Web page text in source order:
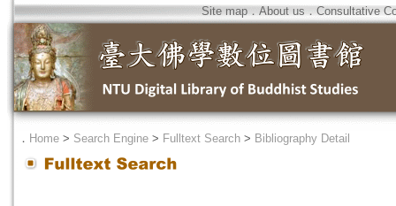
Site map．About us ． Consultative
． Home > Search Engine > Fulltext Search > Bibliography Detail